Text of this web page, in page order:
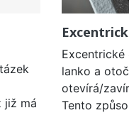
již má
lanko a
otevírá/
Tento